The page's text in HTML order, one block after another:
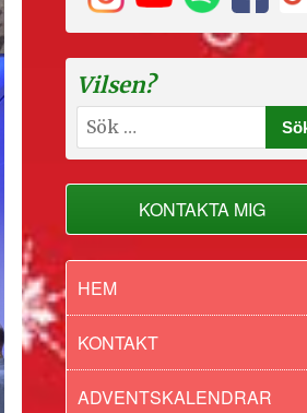
Vilsen?
Sök
efter:
KONTAKTA MIG
HEM
KONTAKT
ADVENTSKALENDRAR